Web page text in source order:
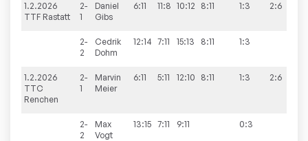
1.2.2026
TTF Rastatt
2-
1
Daniel
Gibs
6:11 11:8 10:12 8:11 1:3 2:6
2-
2
Cedrik
Dohm
12:14 7:11 15:13 8:11 1:3
1.2.2026
TTC
Renchen
2-
1
Marvin
Meier
6:11 5:11 12:10 8:11 1:3 2:6
2-
2
Max
Vogt
13:15 7:11 9:11 0:3